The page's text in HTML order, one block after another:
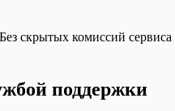
скрытых комиссий сервиса
поддержки